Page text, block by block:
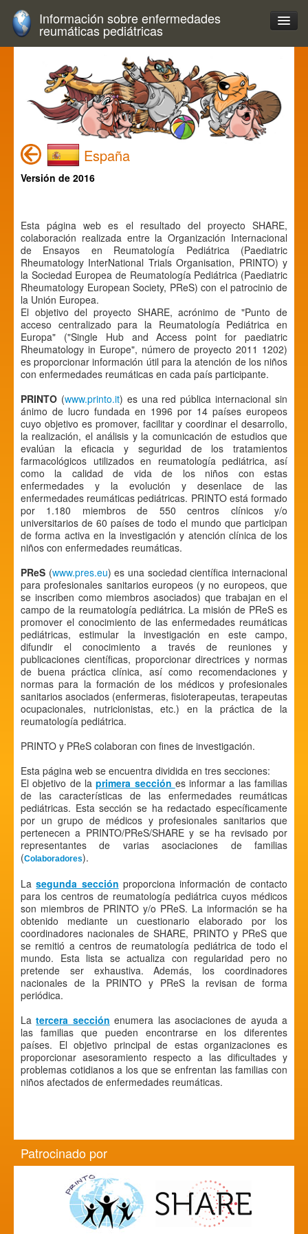
Información sobre enfermedades
reumáticas pediátricas
España
Versión de 2016
Esta página web es el resultado del proyecto SHARE,
colaboración realizada entre la Organización Internacional
de Ensayos en Reumatología Pediátrica (Paediatric
Rheumatology InterNational Trials Organisation, PRINTO) y
la Sociedad Europea de Reumatología Pediátrica (Paediatric
Rheumatology European Society, PReS) con el patrocinio de
la Unión Europea.
El objetivo del proyecto SHARE, acrónimo de "Punto de
acceso centralizado para la Reumatología Pediátrica en
Europa" ("Single Hub and Access point for paediatric
Rheumatology in Europe", número de proyecto 2011 1202)
es proporcionar información útil para la atención de los niños
con enfermedades reumáticas en cada país participante.
PRINTO (www.printo.it) es una red pública internacional sin
ánimo de lucro fundada en 1996 por 14 países europeos
cuyo objetivo es promover, facilitar y coordinar el desarrollo,
la realización, el análisis y la comunicación de estudios que
evalúan la eficacia y seguridad de los tratamientos
farmacológicos utilizados en reumatología pediátrica, así
como la calidad de vida de los niños con estas
enfermedades y la evolución y desenlace de las
enfermedades reumáticas pediátricas. PRINTO está formado
por 1.180 miembros de 550 centros clínicos y/o
universitarios de 60 países de todo el mundo que participan
de forma activa en la investigación y atención clínica de los
niños con enfermedades reumáticas.
PReS (www.pres.eu) es una sociedad científica internacional
para profesionales sanitarios europeos (y no europeos, que
se inscriben como miembros asociados) que trabajan en el
campo de la reumatología pediátrica. La misión de PReS es
promover el conocimiento de las enfermedades reumáticas
pediátricas, estimular la investigación en este campo,
difundir el conocimiento a través de reuniones y
publicaciones científicas, proporcionar directrices y normas
de buena práctica clínica, así como recomendaciones y
normas para la formación de los médicos y profesionales
sanitarios asociados (enfermeras, fisioterapeutas, terapeutas
ocupacionales, nutricionistas, etc.) en la práctica de la
reumatología pediátrica.
PRINTO y PReS colaboran con fines de investigación.
Esta página web se encuentra dividida en tres secciones:
El objetivo de laprimera sección es informar a las familias
de las características de las enfermedades reumáticas
pediátricas. Esta sección se ha redactado específicamente
por un grupo de médicos y profesionales sanitarios que
pertenecen a PRINTO/PReS/SHARE y se ha revisado por
representantes de varias asociaciones de familias
(Colaboradores).
Lasegunda sección proporciona información de contacto
para los centros de reumatología pediátrica cuyos médicos
son miembros de PRINTO y/o PReS. La información se ha
obtenido mediante un cuestionario elaborado por los
coordinadores nacionales de SHARE, PRINTO y PReS que
se remitió a centros de reumatología pediátrica de todo el
mundo. Esta lista se actualiza con regularidad pero no
pretende ser exhaustiva. Además, los coordinadores
nacionales de la PRINTO y PReS la revisan de forma
periódica.
Latercera sección enumera las asociaciones de ayuda a
las familias que pueden encontrarse en los diferentes
países. El objetivo principal de estas organizaciones es
proporcionar asesoramiento respecto a las dificultades y
problemas cotidianos a los que se enfrentan las familias con
niños afectados de enfermedades reumáticas.
Patrocinado por